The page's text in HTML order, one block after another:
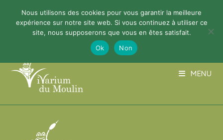
03 89 74 02 48 info@vivariumdumoulin.org
MENU
Nous utilisons des cookies pour vous garantir la meilleure
expérience sur notre site web. Si vous continuez à utiliser ce
site, nous supposerons que vous en êtes satisfait.
Ok
Non